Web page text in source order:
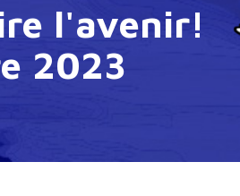
l'avenir!
2023